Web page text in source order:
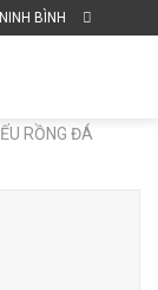
BÌNH
RỒNG ĐÁ